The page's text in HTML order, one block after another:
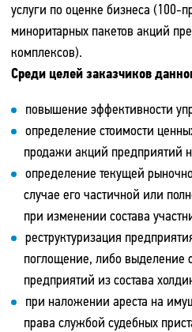
услуги по оценке бизнеса (100-
миноритарных пакетов акций
комплексов).
Среди целей заказчиков
повышение эффективности
определение стоимости
продажи акций предприятий
определение текущей
случае его частичной или
при изменении состава
реструктуризация
поглощение, либо выделение
предприятий из состава
при наложении ареста на
права службой судебных